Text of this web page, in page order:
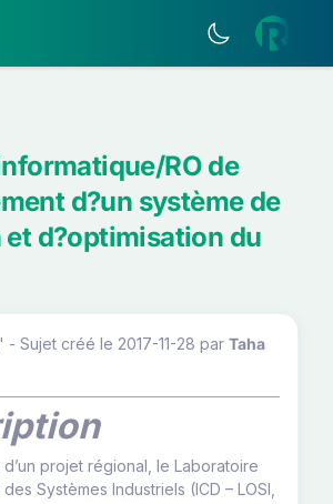
RO de
d?un système de
d?optimisation du
- Sujet créé le 2017-11-28 par Taha
projet régional, le Laboratoire
des Systèmes Industriels (ICD – LOSI,